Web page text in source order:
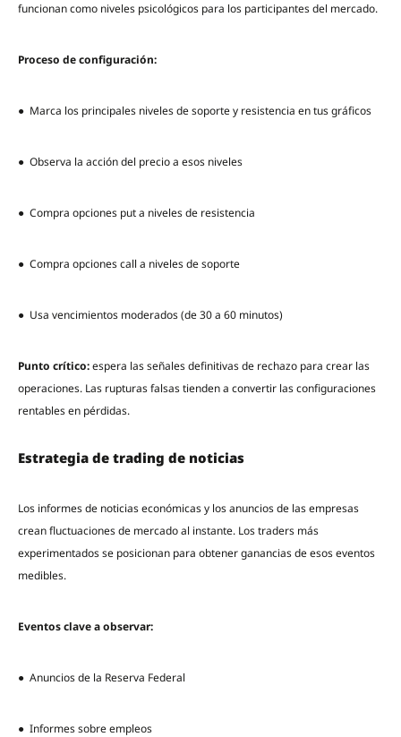
funcionan como niveles psicológicos para los participantes del mercado.
Proceso de configuración:
● Marca los principales niveles de soporte y resistencia en tus gráficos
● Observa la acción del precio a esos niveles
● Compra opciones put a niveles de resistencia
● Compra opciones call a niveles de soporte
● Usa vencimientos moderados (de 30 a 60 minutos)
Punto crítico:espera las señales definitivas de rechazo para crear las
operaciones. Las rupturas falsas tienden a convertir las configuraciones
rentables en pérdidas.
Estrategia de trading de noticias
Los informes de noticias económicas y los anuncios de las empresas
crean fluctuaciones de mercado al instante. Los traders más
experimentados se posicionan para obtener ganancias de esos eventos
medibles.
Eventos clave a observar:
● Anuncios de la Reserva Federal
● Informes sobre empleos